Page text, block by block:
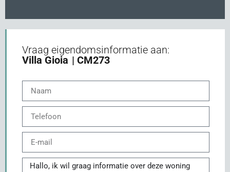
Vraag eigendomsinformatie aan:
Villa Gioia | CM273